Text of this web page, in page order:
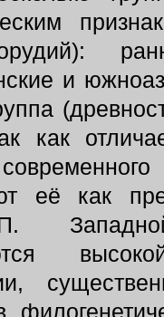
и
как
её как
П.